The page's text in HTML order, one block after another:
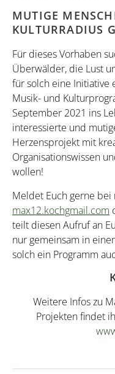
MUTIGE
KULTURRADIUS
Für dieses Vorhaben
Überwälder, die Lust
für solch eine Initiative
Musik- und
September 2021 ins
interessierte und
Herzensprojekt mit
Organisationswissen
wollen!
Meldet Euch gerne
max12.kochgmail.com
teilt diesen Aufruf an
nur gemeinsam in
solch ein Programm
Weitere Infos zu
Projekten findet